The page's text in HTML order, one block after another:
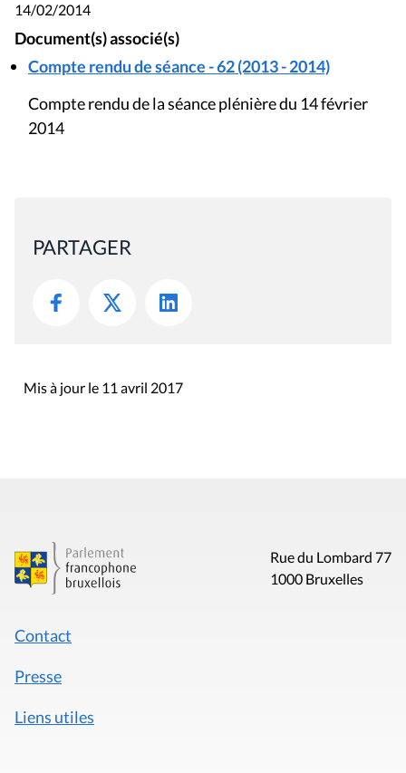
14/02/2014
Document(s) associé(s)
Compte rendu de séance - 62 (2013 - 2014)
Compte rendu de la séance plénière du 14 février
2014
PARTAGER
Mis à jour le 11 avril 2017
Rue du Lombard 77
1000 Bruxelles
Contact
Presse
Liens utiles